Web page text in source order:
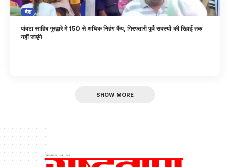
देश
पांवटा साहिब गुरद्वारे में 150 से अधिक निहंग कैंप, गिरफ्तारी पूर्व सदस्यों की रिहाई तक
नहीं जाएंगे
SHOW MORE